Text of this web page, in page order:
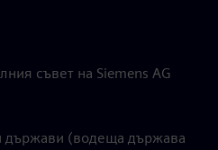
съвет на Siemens AG
държави (водеща държава